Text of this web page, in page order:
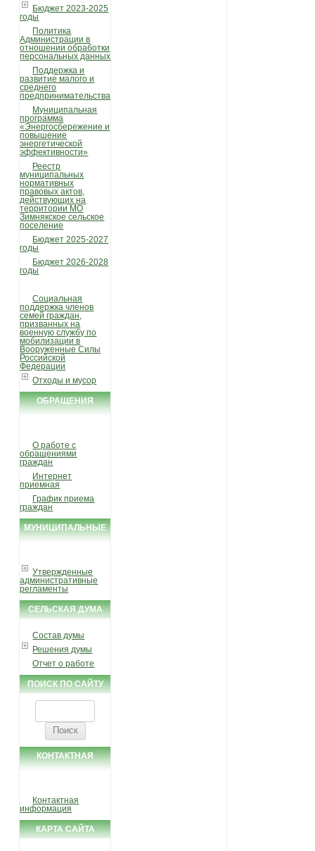
Бюджет 2023-2025
годы
Политика
Администрации в
отношении обработки
персональных данных
Поддержка и
развитие малого и
среднего
предпринимательства
Муниципальная
программа
«Энергосбережение и
повышение
энергетической
эффективности»
Реестр
муниципальных
нормативных
правовых актов,
действующих на
территории МО
Зимнякское сельское
поселение
Бюджет 2025-2027
годы
Бюджет 2026-2028
годы
Социальная
поддержка членов
семей граждан,
призванных на
военную службу по
мобилизации в
Вооруженные Силы
Российской
Федерации
Отходы и мусор
ОБРАЩЕНИЯ
О работе с
обращениями
граждан
Интернет
приемная
График приема
граждан
МУНИЦИПАЛЬНЫЕ
Утвержденные
административные
регламенты
СЕЛЬСКАЯ ДУМА
Состав думы
Решения думы
Отчет о работе
ПОИСК ПО САЙТУ
КОНТАКТНАЯ
Контактная
информация
КАРТА САЙТА